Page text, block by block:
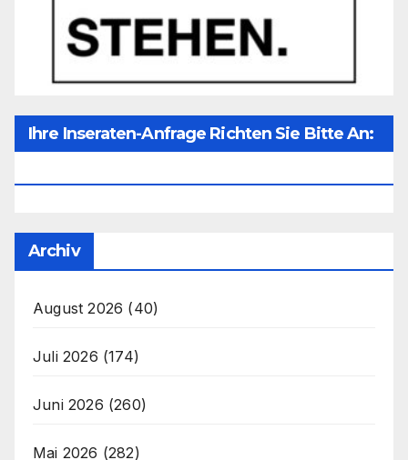
Ihre Inseraten-Anfrage Richten Sie Bitte An:
Archiv
August 2026 (40)
Juli 2026 (174)
Juni 2026 (260)
Mai 2026 (282)